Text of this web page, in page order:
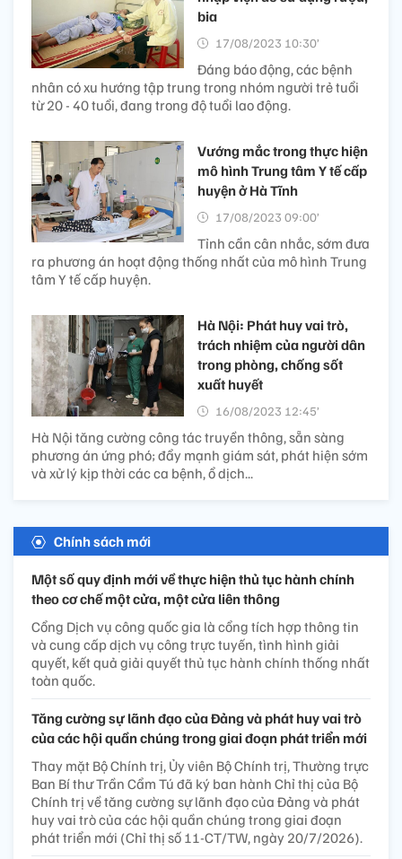
bia
17/08/2023 10:30’
Đáng báo động, các bệnh
nhân có xu hướng tập trung trong nhóm người trẻ tuổi
từ 20 - 40 tuổi, đang trong độ tuổi lao động.
Vướng mắc trong thực hiện
mô hình Trung tâm Y tế cấp
huyện ở Hà Tĩnh
17/08/2023 09:00’
Tỉnh cần cân nhắc, sớm đưa
ra phương án hoạt động thống nhất của mô hình Trung
tâm Y tế cấp huyện.
Hà Nội: Phát huy vai trò,
trách nhiệm của người dân
trong phòng, chống sốt
xuất huyết
16/08/2023 12:45’
Hà Nội tăng cường công tác truyền thông, sẵn sàng
phương án ứng phó; đẩy mạnh giám sát, phát hiện sớm
và xử lý kịp thời các ca bệnh, ổ dịch...
Chính sách mới
Một số quy định mới về thực hiện thủ tục hành chính
theo cơ chế một cửa, một cửa liên thông
Cổng Dịch vụ công quốc gia là cổng tích hợp thông tin
và cung cấp dịch vụ công trực tuyến, tình hình giải
quyết, kết quả giải quyết thủ tục hành chính thống nhất
toàn quốc.
Tăng cường sự lãnh đạo của Đảng và phát huy vai trò
của các hội quần chúng trong giai đoạn phát triển mới
Thay mặt Bộ Chính trị, Ủy viên Bộ Chính trị, Thường trực
Ban Bí thư Trần Cẩm Tú đã ký ban hành Chỉ thị của Bộ
Chính trị về tăng cường sự lãnh đạo của Đảng và phát
huy vai trò của các hội quần chúng trong giai đoạn
phát triển mới (Chỉ thị số 11-CT/TW, ngày 20/7/2026).